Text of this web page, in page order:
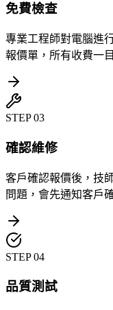
免費檢查
專業工程師對電腦進
報價單，所有收費一
STEP03
確認維修
客戶確認報價後，技
問題，會先通知客戶
STEP04
品質測試